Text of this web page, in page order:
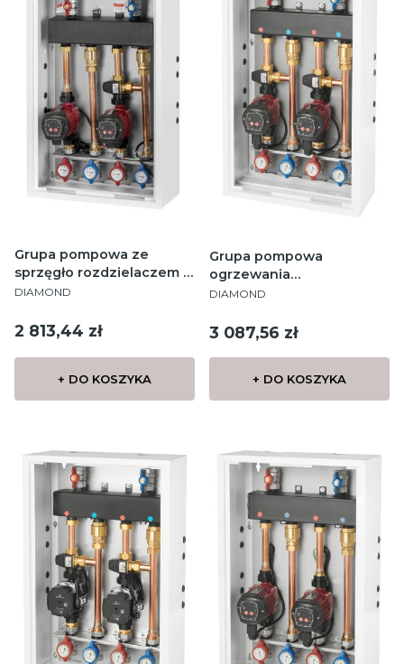
Grupa pompowa ze
sprzęgło rozdzielaczem 2
strefowa podłogówka +
PRODUCENT
DIAMOND
Cena
2 813,44 zł
+ DO KOSZYKA
Grupa pompowa
ogrzewania
podłogowego Diamond
PRODUCENT
DIAMOND
Cena
3 087,56 zł
+ DO KOSZYKA